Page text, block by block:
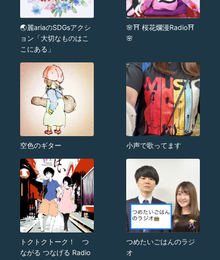
🌏麗ariaのSDGsアクシ
ョン「大切なものはこ
こにある」
🌸⛩ 桜花爛漫Radio⛩
🌸
空色のギター 小声で歌ってます
トクトクトーク！ つ
ながる つなげる Radio
つめたいごはんのラジ
オ